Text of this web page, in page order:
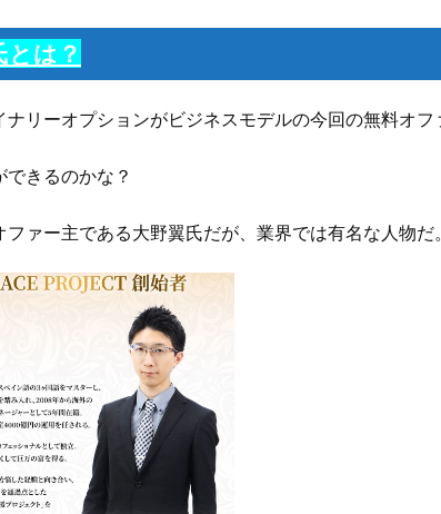
とは？
リーオプションがビジネスモデルの今回の無料オフ
きるのかな？
ファー主である大野翼氏だが、業界では有名な人物だ。